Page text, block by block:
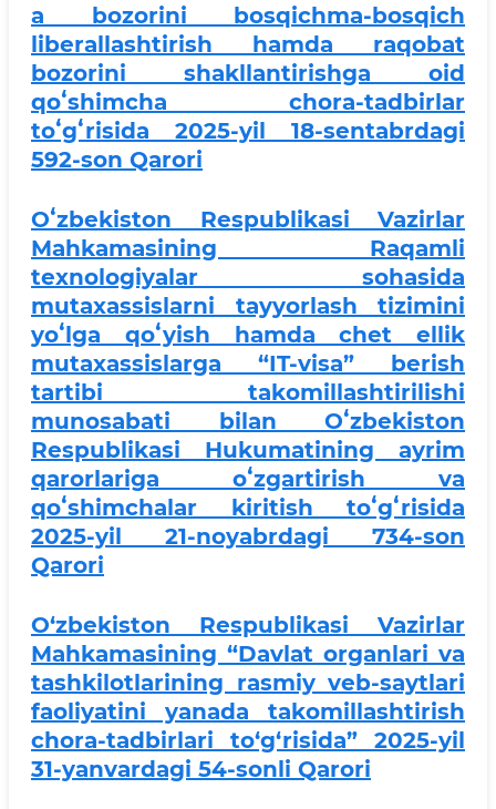
a bozorini bosqichma-bosqich
liberallashtirish hamda raqobat
bozorini shakllantirishga oid
qoʻshimcha chora-tadbirlar
toʻgʻrisida 2025-yil 18-sentabrdagi
592-son Qarori
Oʻzbekiston Respublikasi Vazirlar
Mahkamasining Raqamli
texnologiyalar sohasida
mutaxassislarni tayyorlash tizimini
yoʻlga qoʻyish hamda chet ellik
mutaxassislarga “IT-visa” berish
tartibi takomillashtirilishi
munosabati bilan Oʻzbekiston
Respublikasi Hukumatining ayrim
qarorlariga oʻzgartirish va
qoʻshimchalar kiritish toʻgʻrisida
2025-yil 21-noyabrdagi 734-son
Qarori
O‘zbekiston Respublikasi Vazirlar
Mahkamasining “Davlat organlari va
tashkilotlarining rasmiy veb-saytlari
faoliyatini yanada takomillashtirish
chora-tadbirlari to‘g‘risida” 2025-yil
31-yanvardagi 54-sonli Qarori